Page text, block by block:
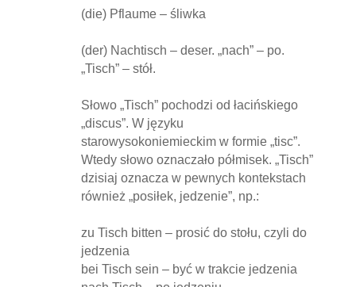
(die) Pflaume – śliwka
(der) Nachtisch – deser. „nach” – po.
„Tisch” – stół.
Słowo „Tisch” pochodzi od łacińskiego
„discus”. W języku
starowysokoniemieckim w formie „tisc”.
Wtedy słowo oznaczało półmisek. „Tisch”
dzisiaj oznacza w pewnych kontekstach
również „posiłek, jedzenie”, np.:
zu Tisch bitten – prosić do stołu, czyli do
jedzenia
bei Tisch sein – być w trakcie jedzenia